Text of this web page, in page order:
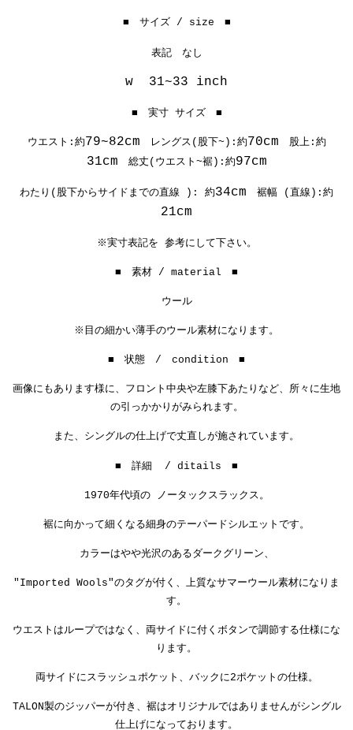
■ サイズ / size ■
表記 なし
w 31~33 inch
■ 実寸 サイズ ■
ウエスト:約79~82cm レングス(股下~):約70cm 股上:約
31cm 総丈(ウエスト~裾):約97cm
わたり(股下からサイドまでの直線 ): 約34cm 裾幅 (直線):約
21cm
※実寸表記を 参考にして下さい。
■ 素材 / material ■
ウール
※目の細かい薄手のウール素材になります。
■ 状態 / condition ■
画像にもあります様に、フロント中央や左膝下あたりなど、所々に生地
の引っかかりがみられます。
また、シングルの仕上げで丈直しが施されています。
■ 詳細 / ditails ■
1970年代頃の ノータックスラックス。
裾に向かって細くなる細身のテーパードシルエットです。
カラーはやや光沢のあるダークグリーン、
"Imported Wools"のタグが付く、上質なサマーウール素材になりま
す。
ウエストはループではなく、両サイドに付くボタンで調節する仕様にな
ります。
両サイドにスラッシュポケット、バックに2ポケットの仕様。
TALON製のジッパーが付き、 裾はオリジナルではありませんがシングル
仕上げになっております。